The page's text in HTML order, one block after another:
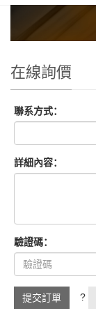
在線詢價
聯系方式：
詳細內容：
驗證碼：
提交訂單 ?